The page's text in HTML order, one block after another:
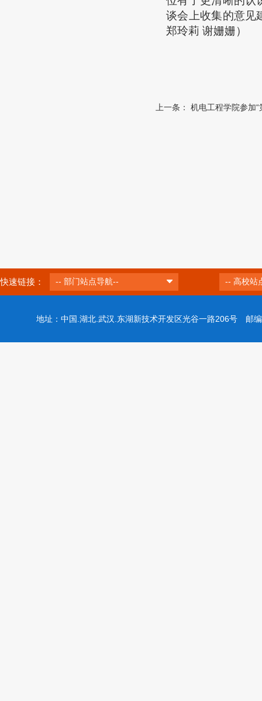
谈会上收集的意见
郑玲莉 谢姗姗）
上一条： 机电工程学院参加
快速链接： -- 部门站点导航-- -- 高校站
地址：中国.湖北.武汉.东湖新技术开发区光谷一路206号